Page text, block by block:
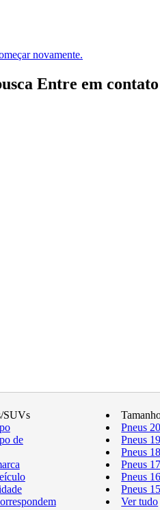
novamente.
Entre em
SUVs
de
Pneus
Pneus
Pneus
Pneus
Pneus
Pneus
Ver tudo